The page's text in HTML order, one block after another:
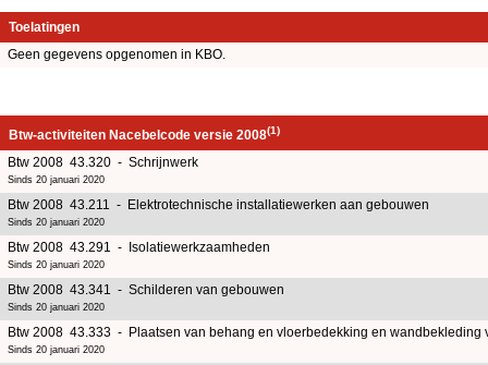
Toelatingen
Geen gegevens opgenomen in KBO.
Btw-activiteiten Nacebelcode versie 2008(1)
Btw 2008 43.320 - Schrijnwerk
Sinds 20 januari 2020
Btw 2008 43.211 - Elektrotechnische installatiewerken aan gebouwen
Sinds 20 januari 2020
Btw 2008 43.291 - Isolatiewerkzaamheden
Sinds 20 januari 2020
Btw 2008 43.341 - Schilderen van gebouwen
Sinds 20 januari 2020
Btw 2008 43.333 - Plaatsen van behang en vloerbedekking en wandbekleding
Sinds 20 januari 2020